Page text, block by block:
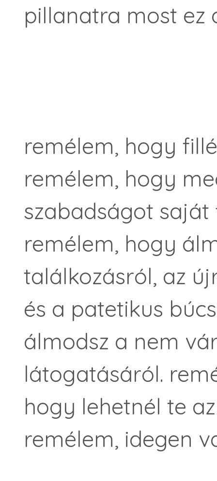
pillanatra most ez
remélem, hogy
remélem, hogy
szabadságot
remélem, hogy
találkozásról, az
és a patetikus
álmodsz a nem
látogatásáról.
hogy lehetnél te
remélem, idegen